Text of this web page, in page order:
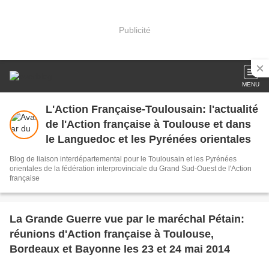
Publicité
MENU
L'Action Française-Toulousain: l'actualité
de l'Action française à Toulouse et dans
le Languedoc et les Pyrénées orientales
Blog de liaison interdépartemental pour le Toulousain et les Pyrénées
orientales de la fédération interprovinciale du Grand Sud-Ouest de l'Action
française
La Grande Guerre vue par le maréchal Pétain:
réunions d'Action française à Toulouse,
Bordeaux et Bayonne les 23 et 24 mai 2014